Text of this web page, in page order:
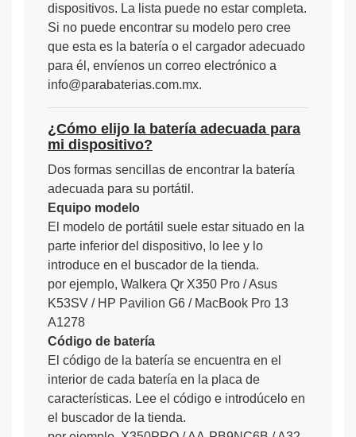
dispositivos. La lista puede no estar completa.
Si no puede encontrar su modelo pero cree
que esta es la batería o el cargador adecuado
para él, envíenos un correo electrónico a
info@parabaterias.com.mx.
¿Cómo elijo la batería adecuada para
mi dispositivo?
Dos formas sencillas de encontrar la batería
adecuada para su portátil.
Equipo modelo
El modelo de portátil suele estar situado en la
parte inferior del dispositivo, lo lee y lo
introduce en el buscador de la tienda.
por ejemplo, Walkera Qr X350 Pro / Asus
K53SV / HP Pavilion G6 / MacBook Pro 13
A1278
Código de batería
El código de la batería se encuentra en el
interior de cada batería en la placa de
características. Lee el código e introdúcelo en
el buscador de la tienda.